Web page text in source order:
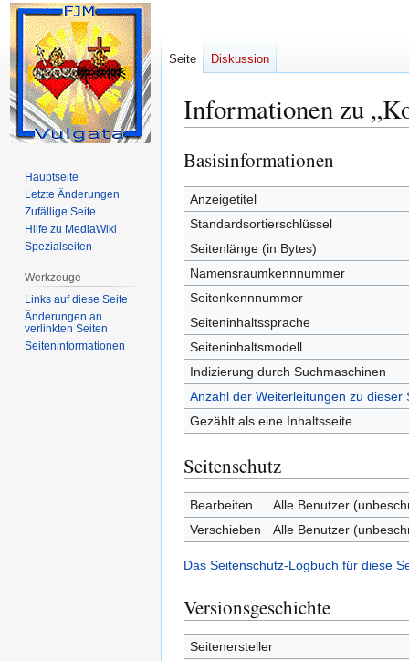
Informationen zu
Zur
Navigation
springen
Zur
Suche
springen
Basisinformationen
Anzeigetitel
Standardsortierschlüssel
Seitenlänge (in Bytes)
Namensraumkennnummer
Seitenkennnummer
Seiteninhaltssprache
Seiteninhaltsmodell
Indizierung durch Suchmaschinen
Anzahl der Weiterleitungen zu dieser
Gezählt als eine Inhaltsseite
Seitenschutz
Bearbeiten
Alle Benutzer
Verschieben
Alle Benutzer
Das Seitenschutz-Logbuch für diese
Versionsgeschichte
Seitenersteller
Seite Diskussion
Hauptseite
Letzte Änderungen
Zufällige Seite
Hilfe zu MediaWiki
Spezialseiten
Werkzeuge
Links auf diese Seite
Änderungen an
verlinkten Seiten
Seiten­­informationen